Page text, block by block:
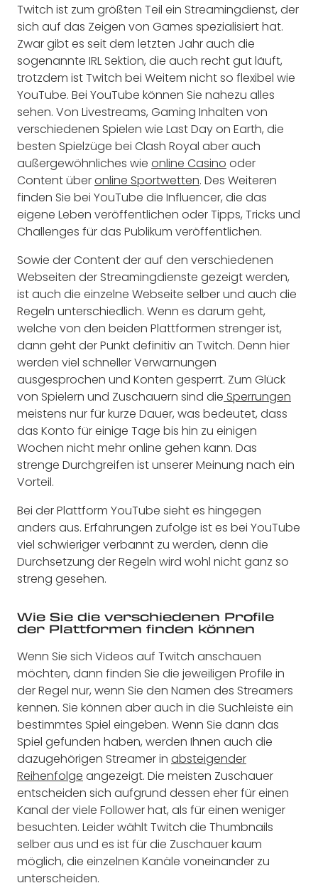
Twitch ist zum größten Teil ein Streamingdienst, der
sich auf das Zeigen von Games spezialisiert hat.
Zwar gibt es seit dem letzten Jahr auch die
sogenannte IRL Sektion, die auch recht gut läuft,
trotzdem ist Twitch bei Weitem nicht so flexibel wie
YouTube. Bei YouTube können Sie nahezu alles
sehen. Von Livestreams, Gaming Inhalten von
verschiedenen Spielen wie Last Day on Earth, die
besten Spielzüge bei Clash Royal aber auch
außergewöhnliches wie online Casino oder
Content überonline Sportwetten. Des Weiteren
finden Sie bei YouTube die Influencer, die das
eigene Leben veröffentlichen oder Tipps, Tricks und
Challenges für das Publikum veröffentlichen.
Sowie der Content der auf den verschiedenen
Webseiten der Streamingdienste gezeigt werden,
ist auch die einzelne Webseite selber und auch die
Regeln unterschiedlich. Wenn es darum geht,
welche von den beiden Plattformen strenger ist,
dann geht der Punkt definitiv an Twitch. Denn hier
werden viel schneller Verwarnungen
ausgesprochen und Konten gesperrt. Zum Glück
von Spielern und Zuschauern sind die Sperrungen
meistens nur für kurze Dauer, was bedeutet, dass
das Konto für einige Tage bis hin zu einigen
Wochen nicht mehr online gehen kann. Das
strenge Durchgreifen ist unserer Meinung nach ein
Vorteil.
Bei der Plattform YouTube sieht es hingegen
anders aus. Erfahrungen zufolge ist es bei YouTube
viel schwieriger verbannt zu werden, denn die
Durchsetzung der Regeln wird wohl nicht ganz so
streng gesehen.
Wie Sie die verschiedenen Profile
der Plattformen finden können
Wenn Sie sich Videos auf Twitch anschauen
möchten, dann finden Sie die jeweiligen Profile in
der Regel nur, wenn Sie den Namen des Streamers
kennen. Sie können aber auch in die Suchleiste ein
bestimmtes Spiel eingeben. Wenn Sie dann das
Spiel gefunden haben, werden Ihnen auch die
dazugehörigen Streamer in absteigender
Reihenfolge angezeigt. Die meisten Zuschauer
entscheiden sich aufgrund dessen eher für einen
Kanal der viele Follower hat, als für einen weniger
besuchten. Leider wählt Twitch die Thumbnails
selber aus und es ist für die Zuschauer kaum
möglich, die einzelnen Kanäle voneinander zu
unterscheiden.